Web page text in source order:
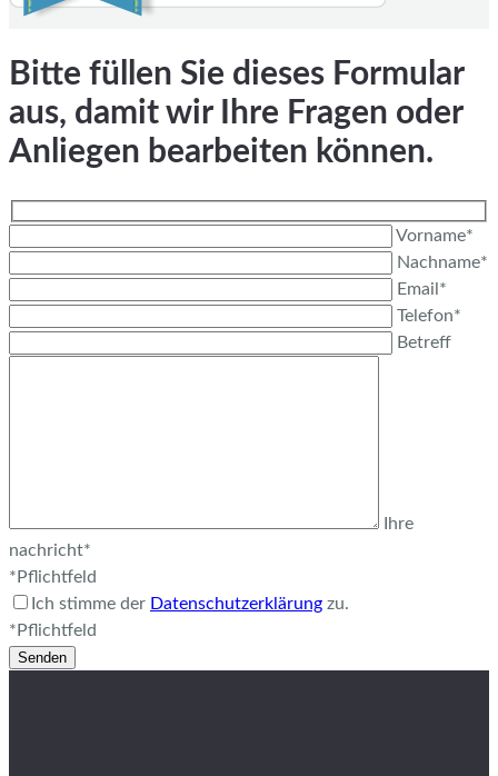
Bitte füllen Sie dieses Formular
aus, damit wir Ihre Fragen oder
Anliegen bearbeiten können.
Vorname*
Nachname*
Email*
Telefon*
Betreff
Ihre
nachricht*
*Pflichtfeld
Ich stimme der Datenschutzerklärung zu.
*Pflichtfeld